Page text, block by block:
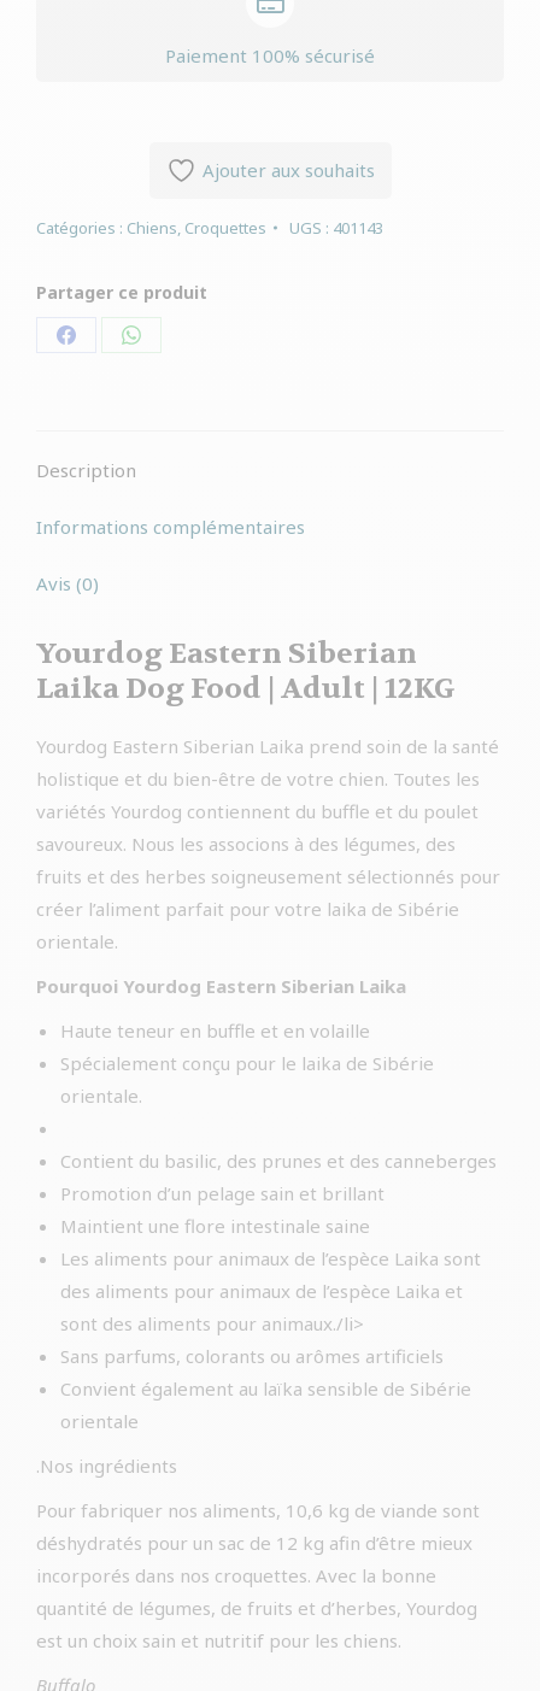
Paiement 100% sécurisé
Ajouter aux souhaits
Catégories : Chiens, Croquettes UGS : 401143
Partager ce produit
PartagerPartager
Description
Informations complémentaires
Avis (0)
Yourdog Eastern Siberian
Laika Dog Food | Adult | 12KG
Yourdog Eastern Siberian Laika prend soin de la santé
holistique et du bien-être de votre chien. Toutes les
variétés Yourdog contiennent du buffle et du poulet
savoureux. Nous les associons à des légumes, des
fruits et des herbes soigneusement sélectionnés pour
créer l’aliment parfait pour votre laika de Sibérie
orientale.
Pourquoi Yourdog Eastern Siberian Laika
Haute teneur en buffle et en volaille
Spécialement conçu pour le laika de Sibérie
orientale.
Contient du basilic, des prunes et des canneberges
Promotion d’un pelage sain et brillant
Maintient une flore intestinale saine
Les aliments pour animaux de l’espèce Laika sont
des aliments pour animaux de l’espèce Laika et
sont des aliments pour animaux./li>
Sans parfums, colorants ou arômes artificiels
Convient également au laïka sensible de Sibérie
orientale
.Nos ingrédients
Pour fabriquer nos aliments, 10,6 kg de viande sont
déshydratés pour un sac de 12 kg afin d’être mieux
incorporés dans nos croquettes. Avec la bonne
quantité de légumes, de fruits et d’herbes, Yourdog
est un choix sain et nutritif pour les chiens.
Buffalo